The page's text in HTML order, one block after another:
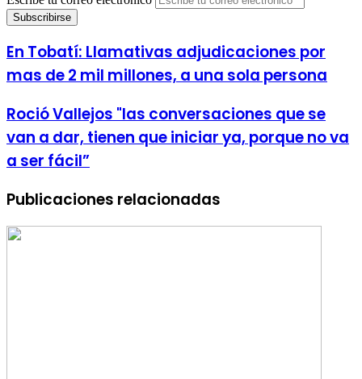
En Tobatí: Llamativas adjudicaciones por
mas de 2 mil millones, a una sola persona
Roció Vallejos "las conversaciones que se
van a dar, tienen que iniciar ya, porque no va
a ser fácil”
Publicaciones relacionadas